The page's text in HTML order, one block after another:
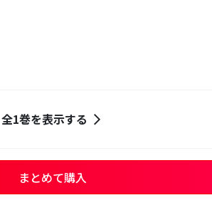
全1巻を表示する
まとめて購入